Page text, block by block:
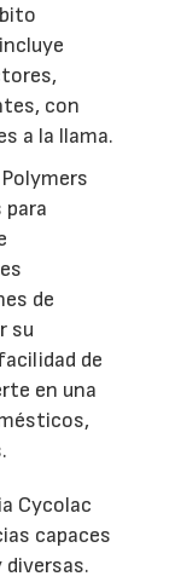
con
a la llama.
de
su
de
en una
Cycolac
capaces
diversas.